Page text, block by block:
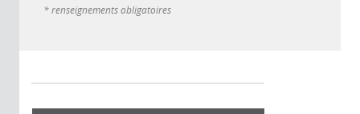
* renseignements obligatoires